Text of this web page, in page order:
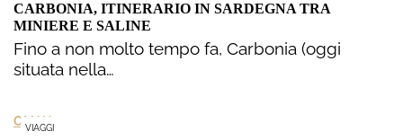
CARBONIA, ITINERARIO IN SARDEGNA TRA
MINIERE E SALINE
Fino a non molto tempo fa, Carbonia (oggi
situata nella…
VIAGGI
OMAN